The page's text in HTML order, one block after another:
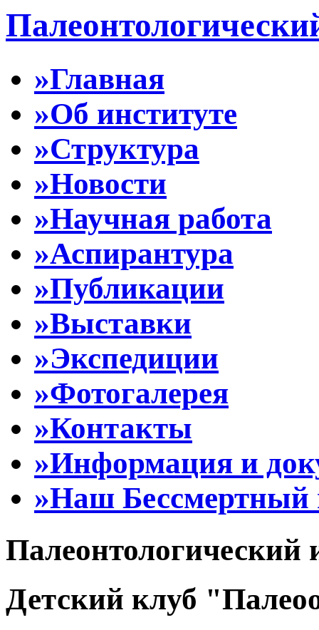
»Главная
»Об институте
»Структура
»Новости
»Научная работа
»Аспирантура
»Публикации
»Выставки
»Экспедиции
»Фотогалерея
»Контакты
»Информация и
»Наш Бессмертный
Палеонтологический
Детский клуб